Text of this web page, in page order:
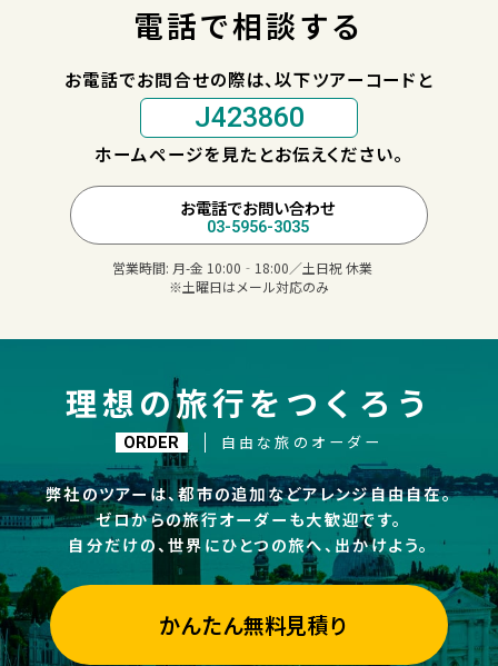
電話で相談する
お電話でお問合せの際は、以下ツアーコードと
J423860
ホームページを見たとお伝えください。
お電話でお問い合わせ
03-5956-3035
営業時間: 月-金 10:00‐18:00／土日祝 休業
※土曜日はメール対応のみ
理想の旅行をつくろう
ORDER 自由な旅のオーダー
弊社のツアーは、都市の追加などアレンジ自由自在。
ゼロからの旅行オーダーも大歓迎です。
自分だけの、世界にひとつの旅へ、出かけよう。
かんたん無料見積り